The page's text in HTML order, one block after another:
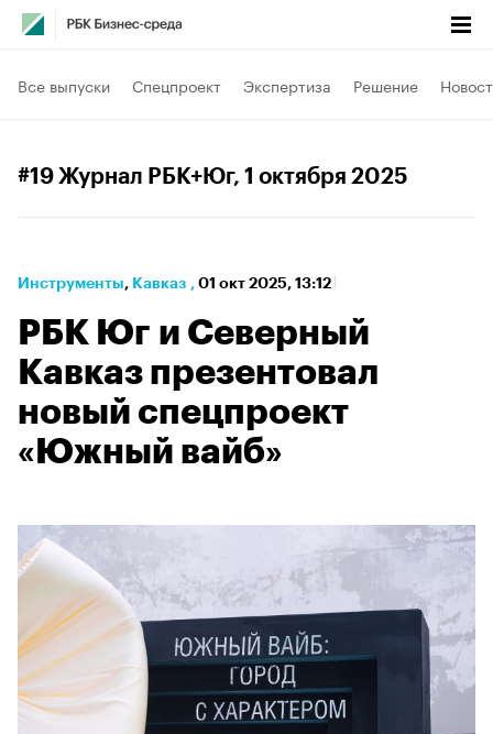
Все выпуски Спецпроект Экспертиза Решение
#19 Журнал РБК+Юг, 1 октября 2025
Инструменты⁠, Кавказ , 01 окт 2025, 13:12
РБК Юг и Северный
Кавказ презентовал
новый спецпроект
«Южный вайб»